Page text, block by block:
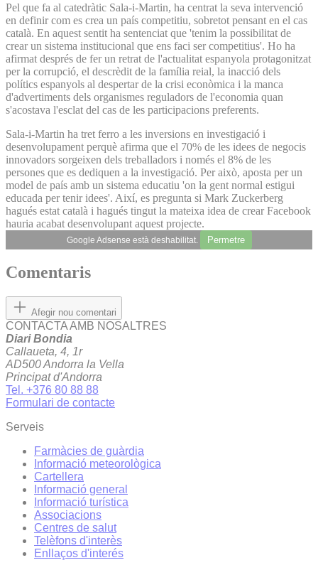
Pel que fa al catedràtic Sala-i-Martin, ha centrat la seva intervenció
en definir com es crea un país competitiu, sobretot pensant en el cas
català. En aquest sentit ha sentenciat que 'tenim la possibilitat de
crear un sistema institucional que ens faci ser competitius'. Ho ha
afirmat després de fer un retrat de l'actualitat espanyola protagonitzat
per la corrupció, el descrèdit de la família reial, la inacció dels
polítics espanyols al despertar de la crisi econòmica i la manca
d'advertiments dels organismes reguladors de l'economia quan
s'acostava l'esclat del cas de les participacions preferents.
Sala-i-Martin ha tret ferro a les inversions en investigació i
desenvolupament perquè afirma que el 70% de les idees de negocis
innovadors sorgeixen dels treballadors i només el 8% de les
persones que es dediquen a la investigació. Per això, aposta per un
model de país amb un sistema educatiu 'on la gent normal estigui
educada per tenir idees'. Així, es pregunta si Mark Zuckerberg
hagués estat català i hagués tingut la mateixa idea de crear Facebook
hauria acabat desenvolupant aquest projecte.
Google Adsense està deshabilitat. Permetre
Comentaris
Afegir nou comentari
CONTACTA AMB NOSALTRES
Diari Bondia
Callaueta, 4, 1r
AD500 Andorra la Vella
Principat d'Andorra
Tel. +376 80 88 88
Formulari de contacte
Serveis
Farmàcies de guàrdia
Informació meteorològica
Cartellera
Informació general
Informació turística
Associacions
Centres de salut
Telèfons d'interès
Enllaços d'interés